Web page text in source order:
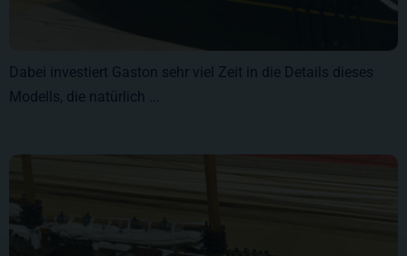
Dabei investiert Gaston sehr viel Zeit in die Details dieses
Modells, die natürlich ...